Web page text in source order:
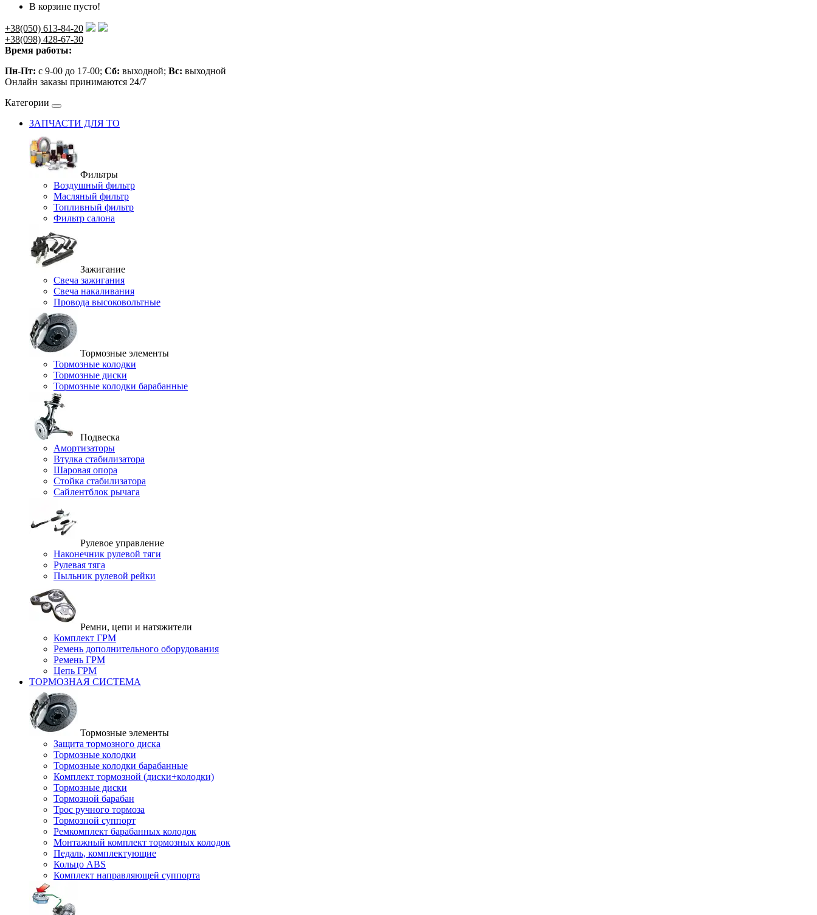
В корзине пусто!
+38(050) 613-84-20
+38(098) 428-67-30
Время работы:
Пн-Пт: с 9-00 до 17-00; Сб: выходной; Вс: выходной
Онлайн заказы принимаются 24/7
Категории
ЗАПЧАСТИ ДЛЯ ТО
Фильтры
Воздушный фильтр
Масляный фильтр
Топливный фильтр
Фильтр салона
Зажигание
Свеча зажигания
Свеча накаливания
Провода высоковольтные
Тормозные элементы
Тормозные колодки
Тормозные диски
Тормозные колодки барабанные
Подвеска
Амортизаторы
Втулка стабилизатора
Шаровая опора
Стойка стабилизатора
Сайлентблок рычага
Рулевое управление
Наконечник рулевой тяги
Рулевая тяга
Пыльник рулевой рейки
Ремни, цепи и натяжители
Комплект ГРМ
Ремень дополнительного оборудования
Ремень ГРМ
Цепь ГРМ
ТОРМОЗНАЯ СИСТЕМА
Тормозные элементы
Защита тормозного диска
Тормозные колодки
Тормозные колодки барабанные
Комплект тормозной (диски+колодки)
Тормозные диски
Тормозной барабан
Трос ручного тормоза
Тормозной суппорт
Ремкомплект барабанных колодок
Монтажный комплект тормозных колодок
Педаль, комплектующие
Кольцо ABS
Комплект направляющей суппорта